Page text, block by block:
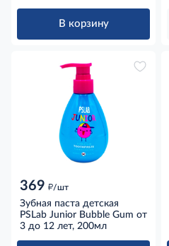
В корзину
369 д/шт
Зубная паста детская
PSLab Junior Bubble Gum от
3 до 12 лет, 200мл